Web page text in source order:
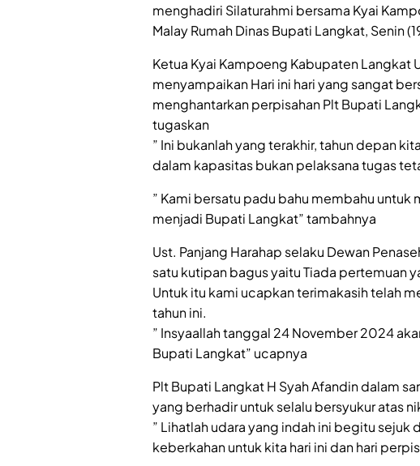
menghadiri Silaturahmi bersama Kyai
Malay Rumah Dinas Bupati Langkat, Senin
Ketua Kyai Kampoeng Kabupaten Langkat
menyampaikan Hari ini hari yang sangat
menghantarkan perpisahan Plt Bupati
tugaskan
” Ini bukanlah yang terakhir, tahun depan
dalam kapasitas bukan pelaksana tugas
” Kami bersatu padu bahu membahu
menjadi Bupati Langkat” tambahnya
Ust. Panjang Harahap selaku Dewan
satu kutipan bagus yaitu Tiada pertemuan
Untuk itu kami ucapkan terimakasih telah
tahun ini.
” Insyaallah tanggal 24 November 2024
Bupati Langkat” ucapnya
Plt Bupati Langkat H Syah Afandin dalam
yang berhadir untuk selalu bersyukur atas
” Lihatlah udara yang indah ini begitu sejuk
keberkahan untuk kita hari ini dan hari